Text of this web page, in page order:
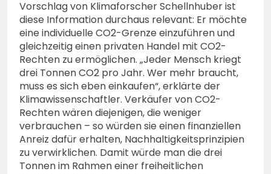
Vorschlag von Klimaforscher Schellnhuber ist
diese Information durchaus relevant: Er möchte
eine individuelle CO2-Grenze einzuführen und
gleichzeitig einen privaten Handel mit CO2-
Rechten zu ermöglichen. „Jeder Mensch kriegt
drei Tonnen CO2 pro Jahr. Wer mehr braucht,
muss es sich eben einkaufen“, erklärte der
Klimawissenschaftler. Verkäufer von CO2-
Rechten wären diejenigen, die weniger
verbrauchen – so würden sie einen finanziellen
Anreiz dafür erhalten, Nachhaltigkeitsprinzipien
zu verwirklichen. Damit würde man die drei
Tonnen im Rahmen einer freiheitlichen